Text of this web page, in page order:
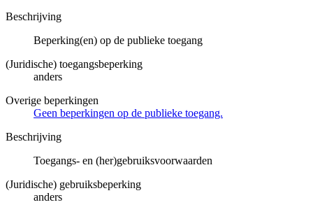
Beschrijving
Beperking(en) op de publieke toegang
(Juridische) toegangsbeperking
anders
Overige beperkingen
Geen beperkingen op de publieke toegang.
Beschrijving
Toegangs- en (her)gebruiksvoorwaarden
(Juridische) gebruiksbeperking
anders